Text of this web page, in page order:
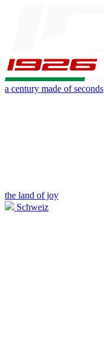
a century made of seconds
the land of joy
Schweiz